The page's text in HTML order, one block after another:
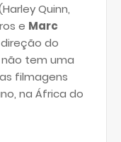
Quinn,
e Marc
do
tem uma
filmagens
na África do